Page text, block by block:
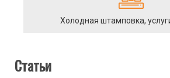
Холодная штамповка,
Статьи